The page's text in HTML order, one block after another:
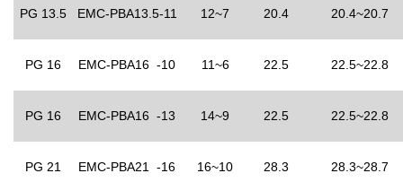
PG 13.5 EMC-PBA13.5-11 12~7 20.4 20.4~20.7
PG 16 EMC-PBA16 -10 11~6 22.5 22.5~22.8
PG 16 EMC-PBA16 -13 14~9 22.5 22.5~22.8
PG 21 EMC-PBA21 -16 16~10 28.3 28.3~28.7